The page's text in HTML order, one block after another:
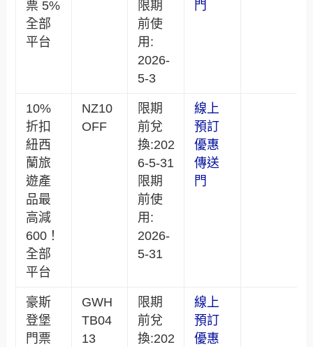
票 5%
全部
平台
限期
前使
用:
2026-
5-3
門
10%
折扣
紐西
蘭旅
遊產
品最
高減
600！
全部
平台
NZ10
OFF
限期
前兌
換:202
6-5-31
限期
前使
用:
2026-
5-31
線上
預訂
優惠
傳送
門
豪斯
登堡
門票
GWH
TB04
13
限期
前兌
換:202
線上
預訂
優惠